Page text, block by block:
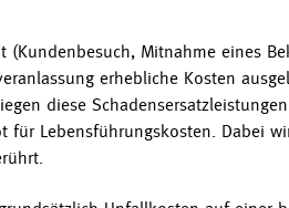
Mitnahme eines
erhebliche Kosten
diese
für Lebensführungskosten. Dabei